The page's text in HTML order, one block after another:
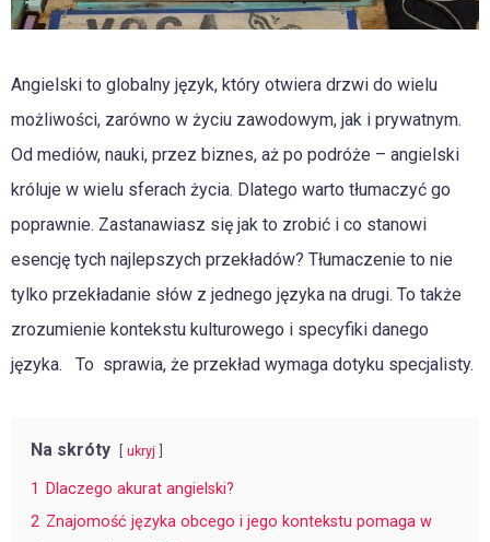
Angielski to globalny język, który otwiera drzwi do wielu
możliwości, zarówno w życiu zawodowym, jak i prywatnym.
Od mediów, nauki, przez biznes, aż po podróże – angielski
króluje w wielu sferach życia. Dlatego warto tłumaczyć go
poprawnie. Zastanawiasz się jak to zrobić i co stanowi
esencję tych najlepszych przekładów? Tłumaczenie to nie
tylko przekładanie słów z jednego języka na drugi. To także
zrozumienie kontekstu kulturowego i specyfiki danego
języka. To sprawia, że przekład wymaga dotyku specjalisty.
Na skróty ukryj
1
Dlaczego akurat angielski?
2 Znajomość języka obcego i jego kontekstu pomaga w